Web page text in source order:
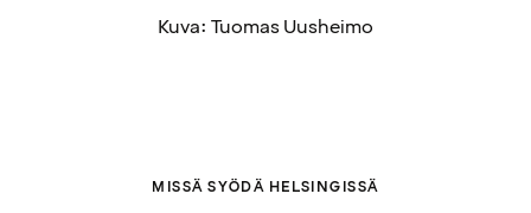
Kuva: Tuomas Uusheimo
MISSÄ SYÖDÄ HELSINGISSÄ